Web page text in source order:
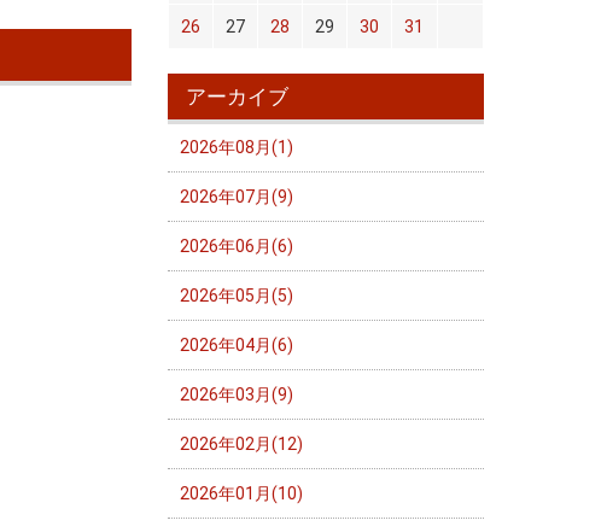
26 27 28 29 30 31
アーカイブ
2026年08月(1)
2026年07月(9)
2026年06月(6)
2026年05月(5)
2026年04月(6)
2026年03月(9)
2026年02月(12)
2026年01月(10)